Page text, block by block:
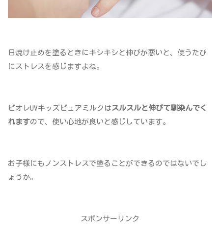
日焼け止めを塗るときにキシキシと伸びが悪いと、使うたび
にストレスを感じますよね。
ビオレUVキッズピュアミルクは スルスルと伸びて馴染んでく
れますので、使い心地が良いと感じしています。
お子様にもノンストレスで塗ることができるのではないでし
ょうか。
スポンサーリンク